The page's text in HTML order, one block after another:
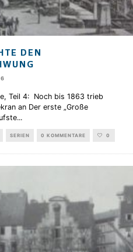
DEN
Teil 4: Noch bis 1863 trieb
an Der erste „Große
...
SERIEN 0 KOMMENTARE 0